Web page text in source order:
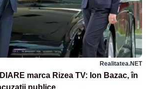
Realitatea.NET
marca Rizea TV: Ion Bazac, în